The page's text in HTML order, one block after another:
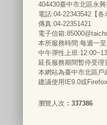
404430臺中市北區永
電話:04-22343542【各
傳真:04-22351421
電子信箱
本所服務時間:每週一
中午彈性上班
延長服務期間暫停受
本網站為臺中市北區
建議使用IE9.0或
瀏覽人次 337386